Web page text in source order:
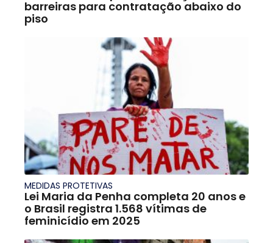
barreiras para contratação abaixo do
piso
MEDIDAS PROTETIVAS
Lei Maria da Penha completa 20 anos e
o Brasil registra 1.568 vítimas de
feminicídio em 2025